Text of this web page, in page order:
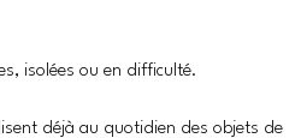
isolées ou en difficulté.
déjà au quotidien des objets de